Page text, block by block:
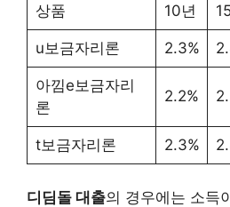
상품 10년
u보금자리론 2.3%
아낌e보금자리
론
2.2%
t보금자리론 2.3%
디딤돌 대출의 경우에는 소득